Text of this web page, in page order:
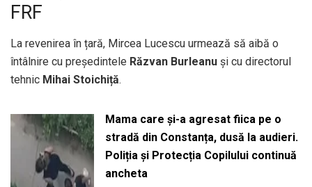
FRF
La revenirea în țară, Mircea Lucescu urmează să aibă o
întâlnire cu președintele Răzvan Burleanu și cu directorul
tehnic Mihai Stoichiță.
Mama care și-a agresat fiica pe o
stradă din Constanța, dusă la audieri.
Poliția și Protecția Copilului continuă
ancheta